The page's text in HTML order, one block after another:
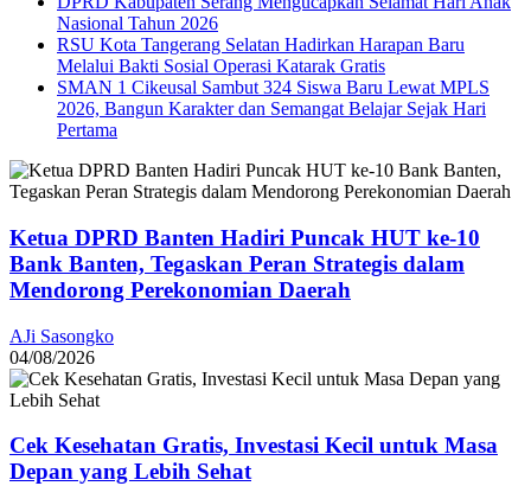
Nasional Tahun 2026
RSU Kota Tangerang Selatan Hadirkan Harapan Baru
Melalui Bakti Sosial Operasi Katarak Gratis
SMAN 1 Cikeusal Sambut 324 Siswa Baru Lewat MPLS
2026, Bangun Karakter dan Semangat Belajar Sejak Hari
Pertama
Ketua DPRD Banten Hadiri Puncak HUT ke-10
Bank Banten, Tegaskan Peran Strategis dalam
Mendorong Perekonomian Daerah
AJi Sasongko
04/08/2026
Cek Kesehatan Gratis, Investasi Kecil untuk Masa
Depan yang Lebih Sehat